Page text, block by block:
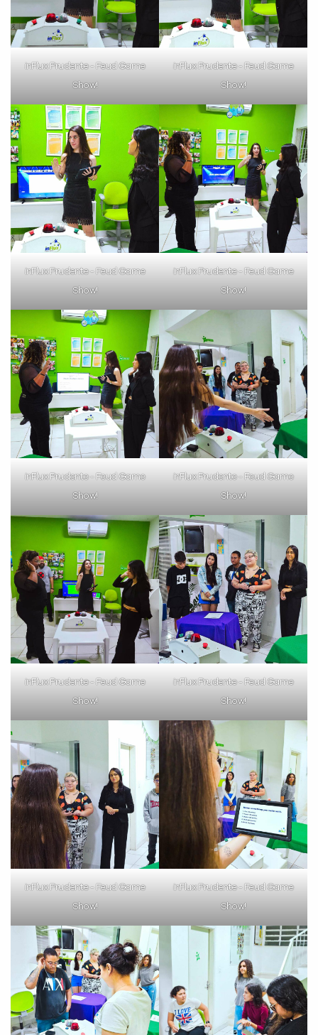
inFlux Prudente - Feud Game
Show!
inFlux Prudente - Feud Game
Show!
inFlux Prudente - Feud Game
Show!
inFlux Prudente - Feud Game
Show!
inFlux Prudente - Feud Game
Show!
inFlux Prudente - Feud Game
Show!
inFlux Prudente - Feud Game
Show!
inFlux Prudente - Feud Game
Show!
inFlux Prudente - Feud Game
Show!
inFlux Prudente - Feud Game
Show!